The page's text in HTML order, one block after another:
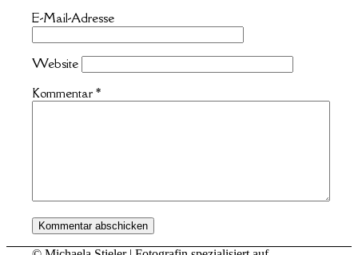
E-Mail-Adresse
Website
Kommentar*